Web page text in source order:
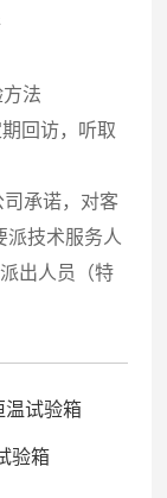
法
回访，听取
承诺，对客
派技术服务人
出人员（特
温试验箱
验箱